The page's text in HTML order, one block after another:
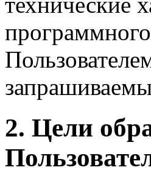
2. Цели